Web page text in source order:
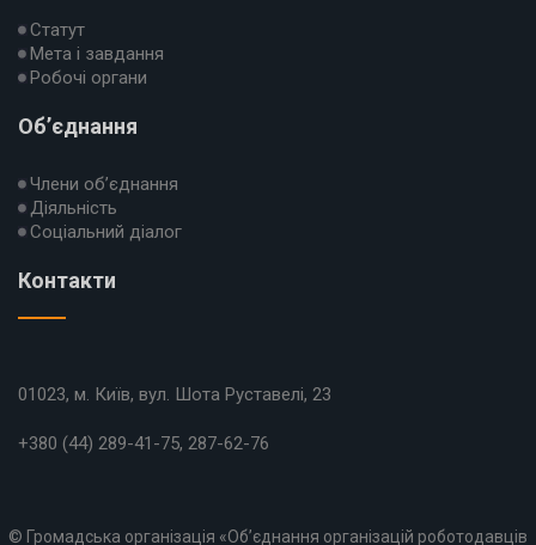
Статут
Мета і завдання
Робочі органи
Об’єднання
Члени об’єднання
Діяльність
Соціальний діалог
Контакти
01023, м. Київ, вул. Шота Руставелі, 23
+380 (44) 289-41-75, 287-62-76
© Громадська організація «Об’єднання організацій роботодавців